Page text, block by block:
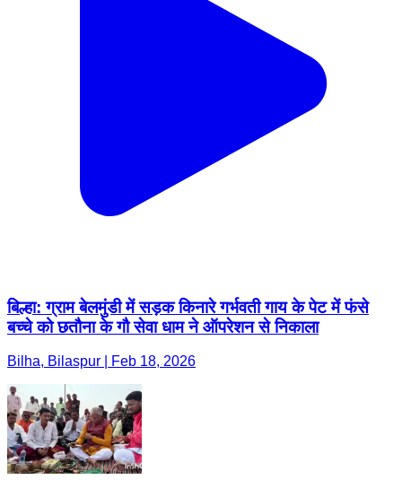
बिल्हा: ग्राम बेलमुंडी में सड़क किनारे गर्भवती गाय के पेट में फंसे
बच्चे को छतौना के गौ सेवा धाम ने ऑपरेशन से निकाला
Bilha, Bilaspur | Feb 18, 2026